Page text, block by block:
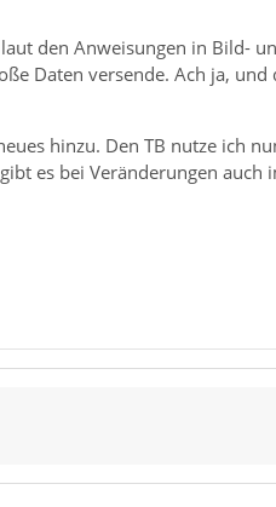
den Anweisungen in Bild-
Daten versende. Ach ja, und
hinzu. Den TB nutze ich
es bei Veränderungen auch